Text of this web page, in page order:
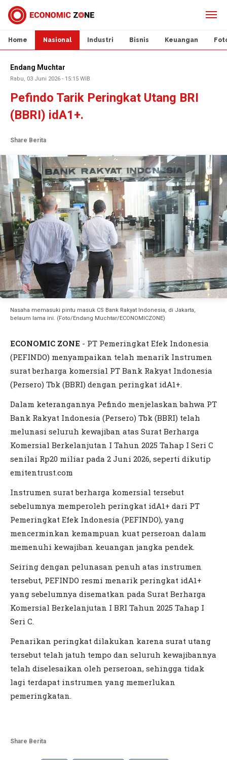
Home Nasional Industri Bisnis Keuangan
Endang Muchtar
Rabu, 03 Juni 2026 - 15:15 WIB
Pefindo Tarik Peringkat Utang BRI
(BBRI) idA1+.
Share Berita
Nasaha memasuki pintu masuk CS Bank Rakyat Indonesia, di Jakarta,
belaum lama ini. (Foto/Endang Muchtar/ECONOMICZONE)
ECONOMIC ZONE - PT Pemeringkat Efek Indonesia
(PEFINDO) menyampaikan telah menarik Instrumen
surat berharga komersial PT Bank Rakyat Indonesia
(Persero) Tbk (BBRI) dengan peringkat idA1+.
Dalam keterangannya Pefindo menjelaskan bahwa PT
Bank Rakyat Indonesia (Persero) Tbk (BBRI) telah
melunasi seluruh kewajiban atas Surat Berharga
Komersial Berkelanjutan I Tahun 2025 Tahap I Seri C
senilai Rp20 miliar pada 2 Juni 2026, seperti dikutip
emitentrust.com
Instrumen surat berharga komersial tersebut
sebelumnya memperoleh peringkat idA1+ dari PT
Pemeringkat Efek Indonesia (PEFINDO), yang
mencerminkan kemampuan kuat perseroan dalam
memenuhi kewajiban keuangan jangka pendek.
Seiring dengan pelunasan penuh atas instrumen
tersebut, PEFINDO resmi menarik peringkat idA1+
yang sebelumnya disematkan pada Surat Berharga
Komersial Berkelanjutan I BRI Tahun 2025 Tahap I
Seri C.
Penarikan peringkat dilakukan karena surat utang
tersebut telah jatuh tempo dan seluruh kewajibannya
telah diselesaikan oleh perseroan, sehingga tidak
lagi terdapat instrumen yang memerlukan
pemeringkatan.
Share Berita